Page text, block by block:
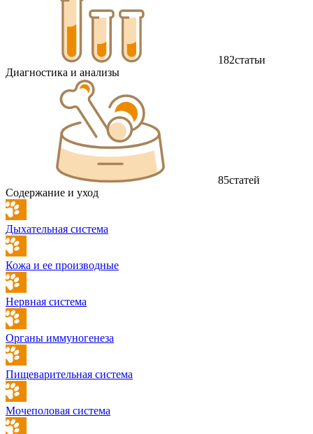
182статьи
Диагностика и анализы
85статей
Содержание и уход
Дыхательная система
Кожа и ее производные
Нервная система
Органы иммуногенеза
Пищеварительная система
Мочеполовая система